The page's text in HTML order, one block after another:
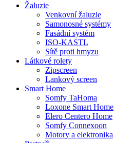
Žaluzie
Venkovní žaluzie
Samonosné systémy
Fasádní systém
ISO-KASTL
Sítě proti hmyzu
Látkové rolety
Zipscreen
Lankový screen
Smart Home
Somfy TaHoma
Loxone Smart Home
Elero Centero Home
Somfy Connexoon
Motory a elektronika